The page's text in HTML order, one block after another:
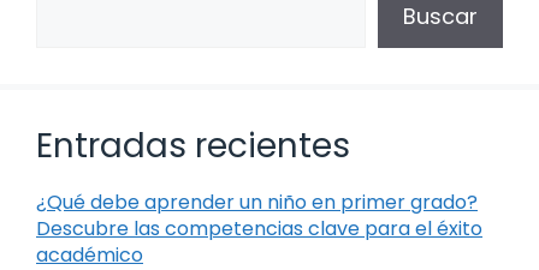
Buscar
Entradas recientes
¿Qué debe aprender un niño en primer grado?
Descubre las competencias clave para el éxito
académico